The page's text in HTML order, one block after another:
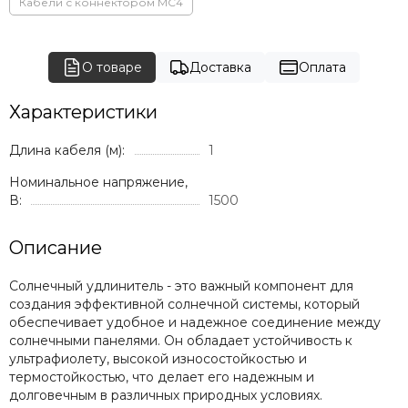
О товаре Доставка Оплата
Характеристики
Длина кабеля (м):
1
Номинальное напряжение,
В:
1500
Описание
Солнечный удлинитель - это важный компонент для
создания эффективной солнечной системы, который
обеспечивает удобное и надежное соединение между
солнечными панелями. Он обладает устойчивость к
ультрафиолету, высокой износостойкостью и
термостойкостью, что делает его надежным и
долговечным в различных природных условиях.